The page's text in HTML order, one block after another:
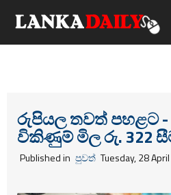
රුපියල තවත් පහළට
විකිණුම් මිල රු. 322
Published in පුවත් Tuesday, 28
විදෙස්
ක්‍රීඩා
කලා
කාලීන සංවාද
Gossip
විමසීම්
Advertise with us